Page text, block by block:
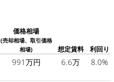
価格相場
(売却相場、取引価格
相場)
想定賃料 利回り
991万円 6.6万 8.0%